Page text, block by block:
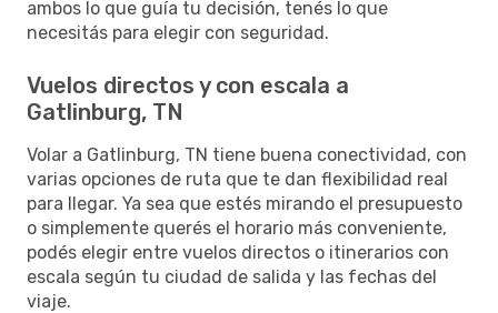
ambos lo que guía tu decisión, tenés lo que
necesitás para elegir con seguridad.
Vuelos directos y con escala a
Gatlinburg, TN
Volar a Gatlinburg, TN tiene buena conectividad, con
varias opciones de ruta que te dan flexibilidad real
para llegar. Ya sea que estés mirando el presupuesto
o simplemente querés el horario más conveniente,
podés elegir entre vuelos directos o itinerarios con
escala según tu ciudad de salida y las fechas del
viaje.